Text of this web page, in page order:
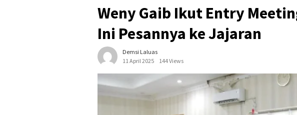
Weny Gaib Ikut Entry
Ini Pesannya ke Jajaran
Demsi Laluas
11 April 2025
144 Views